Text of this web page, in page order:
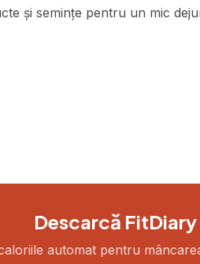
și semințe pentru un mic
Descarcă FitDiary
automat pentru